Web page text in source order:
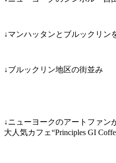
↓マンハッタンとブルックリン
↓ブルックリン地区の街並み
↓ニューヨークのアートファン
大人気カフェ“Principles GI